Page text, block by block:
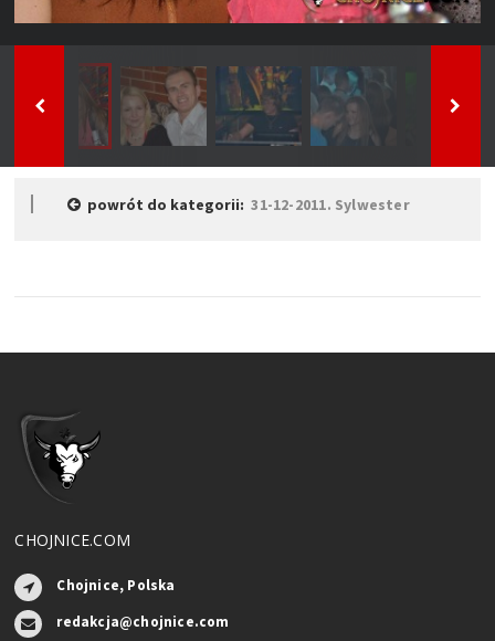
powrót do kategorii:31-12-2011. Sylwester
CHOJNICE.COM
Chojnice, Polska
redakcja@chojnice.com